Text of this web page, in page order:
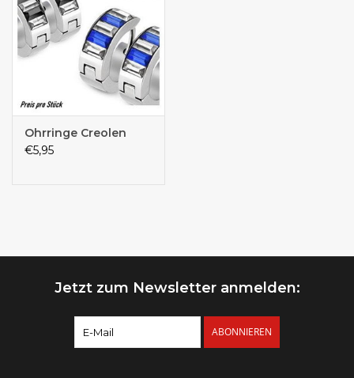
Ohrringe Creolen
€5,95
Jetzt zum Newsletter anmelden:
ABONNIEREN